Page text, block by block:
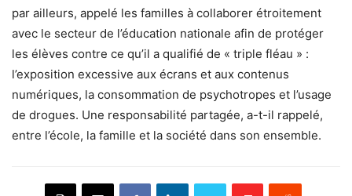
par ailleurs, appelé les familles à collaborer étroitement
avec le secteur de l’éducation nationale afin de protéger
les élèves contre ce qu’il a qualifié de « triple fléau » :
l’exposition excessive aux écrans et aux contenus
numériques, la consommation de psychotropes et l’usage
de drogues. Une responsabilité partagée, a-t-il rappelé,
entre l’école, la famille et la société dans son ensemble.